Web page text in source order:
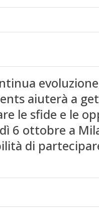
aiuterà a
le sfide e le
6 ottobre a
di